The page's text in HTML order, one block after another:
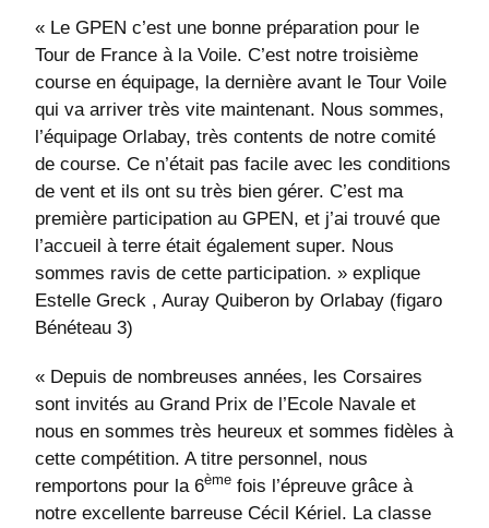
« Le GPEN c’est une bonne préparation pour le
Tour de France à la Voile. C’est notre troisième
course en équipage, la dernière avant le Tour Voile
qui va arriver très vite maintenant. Nous sommes,
l’équipage Orlabay, très contents de notre comité
de course. Ce n’était pas facile avec les conditions
de vent et ils ont su très bien gérer. C’est ma
première participation au GPEN, et j’ai trouvé que
l’accueil à terre était également super. Nous
sommes ravis de cette participation. » explique
Estelle Greck , Auray Quiberon by Orlabay (figaro
Bénéteau 3)
« Depuis de nombreuses années, les Corsaires
sont invités au Grand Prix de l’Ecole Navale et
nous en sommes très heureux et sommes fidèles à
cette compétition. A titre personnel, nous
remportons pour la 6ème fois l’épreuve grâce à
notre excellente barreuse Cécil Kériel. La classe